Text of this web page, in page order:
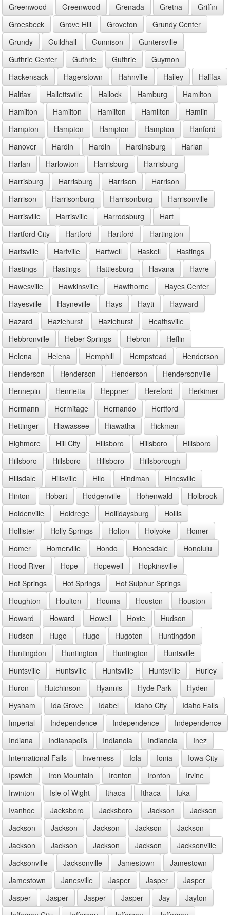
Greenwood
Greenwood Grenada Gretna
Griffin
Groesbeck
Grove Hill Groveton
Grundy Center
Grundy
Guildhall Gunnison
Guntersville
Guthrie Center
Guthrie Guthrie
Guymon
Hackensack
Hagerstown Hahnville Hailey
Halifax
Halifax
Hallettsville Hallock Hamburg
Hamilton
Hamilton
Hamilton Hamilton Hamilton
Hamlin
Hampton
Hampton Hampton Hampton
Hanford
Hanover
Hardin Hardin Hardinsburg
Harlan
Harlan
Harlowton Harrisburg
Harrisburg
Harrisburg
Harrisburg Harrison
Harrison
Harrison
Harrisonburg Harrisonburg
Harrisonville
Harrisville
Harrisville Harrodsburg
Hart
Hartford City
Hartford Hartford
Hartington
Hartsville
Hartville Hartwell Haskell
Hastings
Hastings
Hastings Hattiesburg Havana
Havre
Hawesville
Hawkinsville Hawthorne
Hayes Center
Hayesville
Hayneville Hays Hayti
Hayward
Hazard
Hazlehurst Hazlehurst
Heathsville
Hebbronville
Heber Springs Hebron
Heflin
Helena
Helena Hemphill Hempstead
Henderson
Henderson
Henderson Henderson
Hendersonville
Hennepin
Henrietta Heppner Hereford
Herkimer
Hermann
Hermitage Hernando
Hertford
Hettinger
Hiawassee Hiawatha
Hickman
Highmore
Hill City Hillsboro Hillsboro
Hillsboro
Hillsboro
Hillsboro Hillsboro
Hillsborough
Hillsdale
Hillsville Hilo Hindman
Hinesville
Hinton
Hobart Hodgenville Hohenwald
Holbrook
Holdenville
Holdrege Hollidaysburg
Hollis
Hollister
Holly Springs Holton Holyoke
Homer
Homer
Homerville Hondo Honesdale
Honolulu
Hood River
Hope Hopewell
Hopkinsville
Hot Springs
Hot Springs
Hot Sulphur Springs
Houghton
Houlton Houma Houston
Houston
Howard
Howard Howell Hoxie
Hudson
Hudson
Hugo Hugo Hugoton
Huntingdon
Huntingdon
Huntington Huntington
Huntsville
Huntsville
Huntsville Huntsville Huntsville
Hurley
Huron
Hutchinson Hyannis Hyde Park
Hyden
Hysham
Ida Grove Idabel Idaho City
Idaho Falls
Imperial
Independence Independence
Independence
Indiana
Indianapolis Indianola Indianola
Inez
International Falls
Inverness Iola Ionia
Iowa City
Ipswich
Iron Mountain Ironton Ironton
Irvine
Irwinton
Isle of Wight Ithaca Ithaca
Iuka
Ivanhoe
Jacksboro Jacksboro Jackson
Jackson
Jackson
Jackson Jackson Jackson
Jackson
Jackson
Jackson Jackson Jackson
Jacksonville
Jacksonville
Jacksonville Jamestown
Jamestown
Jamestown
Janesville Jasper Jasper
Jasper
Jasper
Jasper Jasper Jasper Jay
Jayton